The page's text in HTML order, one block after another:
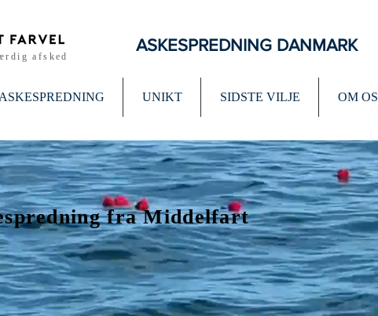
afsked
ASKESPREDNING DANMARK
ASKESPREDNING UNIKT SIDSTE VILJE OM OS
fra Middelfart